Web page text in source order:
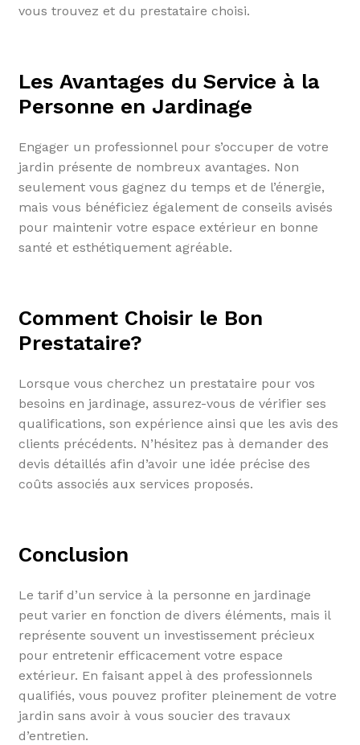
vous trouvez et du prestataire choisi.
Les Avantages du Service à la
Personne en Jardinage
Engager un professionnel pour s’occuper de votre
jardin présente de nombreux avantages. Non
seulement vous gagnez du temps et de l’énergie,
mais vous bénéficiez également de conseils avisés
pour maintenir votre espace extérieur en bonne
santé et esthétiquement agréable.
Comment Choisir le Bon
Prestataire?
Lorsque vous cherchez un prestataire pour vos
besoins en jardinage, assurez-vous de vérifier ses
qualifications, son expérience ainsi que les avis des
clients précédents. N’hésitez pas à demander des
devis détaillés afin d’avoir une idée précise des
coûts associés aux services proposés.
Conclusion
Le tarif d’un service à la personne en jardinage
peut varier en fonction de divers éléments, mais il
représente souvent un investissement précieux
pour entretenir efficacement votre espace
extérieur. En faisant appel à des professionnels
qualifiés, vous pouvez profiter pleinement de votre
jardin sans avoir à vous soucier des travaux
d’entretien.